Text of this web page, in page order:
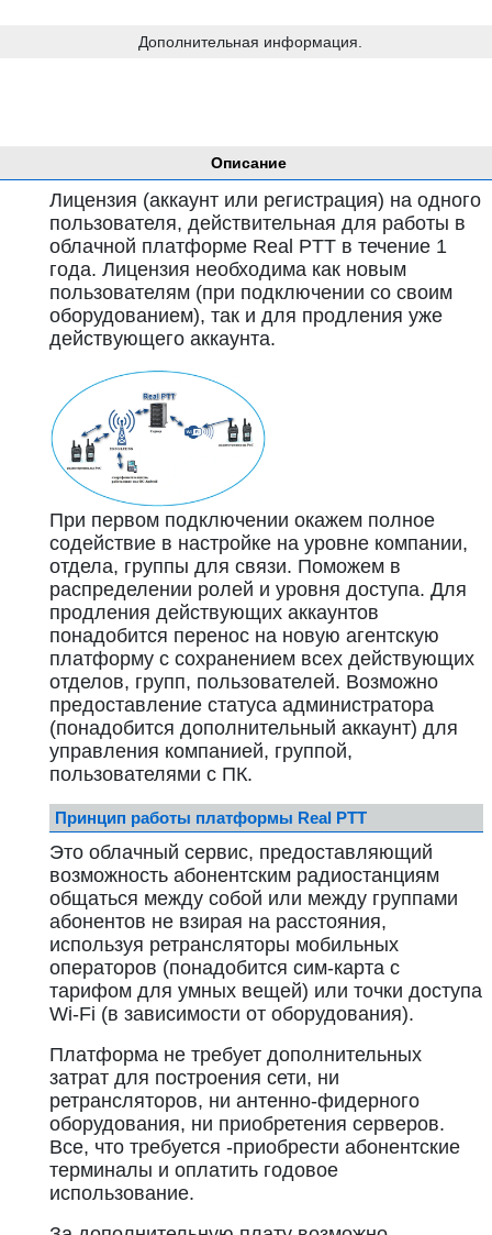
Описание
Лицензия (аккаунт или регистрация) на одного
пользователя, действительная для работы в
облачной платформе Real PTT в течение 1
года. Лицензия необходима как новым
пользователям (при подключении со своим
оборудованием), так и для продления уже
действующего аккаунта.
При первом подключении окажем полное
содействие в настройке на уровне компании,
отдела, группы для связи. Поможем в
распределении ролей и уровня доступа. Для
продления действующих аккаунтов
понадобится перенос на новую агентскую
платформу с сохранением всех действующих
отделов, групп, пользователей. Возможно
предоставление статуса администратора
(понадобится дополнительный аккаунт) для
управления компанией, группой,
пользователями с ПК.
Принцип работы платформы Real PTT
Это облачный сервис, предоставляющий
возможность абонентским радиостанциям
общаться между собой или между группами
абонентов не взирая на расстояния,
используя ретрансляторы мобильных
операторов (понадобится сим-карта с
тарифом для умных вещей) или точки доступа
Wi-Fi (в зависимости от оборудования).
Платформа не требует дополнительных
затрат для построения сети, ни
ретрансляторов, ни антенно-фидерного
оборудования, ни приобретения серверов.
Все, что требуется -приобрести абонентские
терминалы и оплатить годовое
использование.
Дополнительная информация.